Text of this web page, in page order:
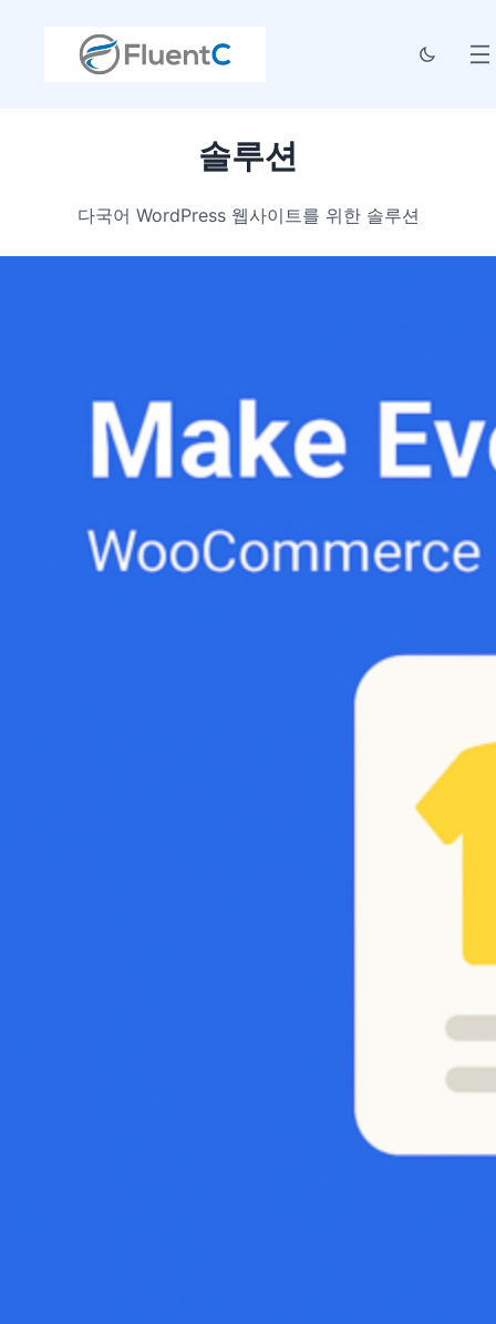
솔루션
다국어 WordPress 웹사이트를 위한 솔루션